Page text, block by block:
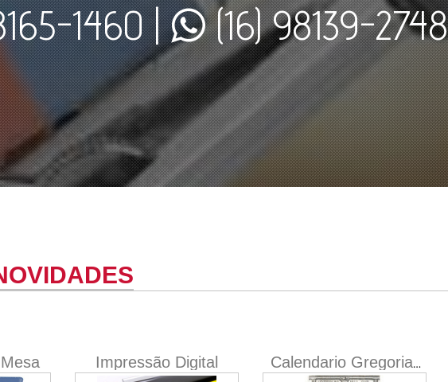
1460| (16) 98139-2748
Impressão Digital Calendario Gregoriano